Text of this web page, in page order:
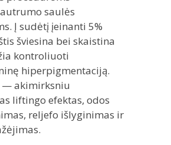
saulės
Į sudėtį įeinanti 5%
šviesina bei skaistina
kontroliuoti
hiperpigmentaciją.
— akimirksniu
liftingo efektas, odos
reljefo išlyginimas ir